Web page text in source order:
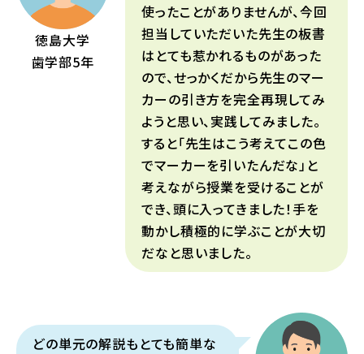
徳島大学
歯学部5年
使ったことがありませんが、今回
担当していただいた先生の板書
はとても惹かれるものがあった
ので、せっかくだから先生のマー
カーの引き方を完全再現してみ
ようと思い、実践してみました。
すると「先生はこう考えてこの色
でマーカーを引いたんだな」と
考えながら授業を受けることが
でき、頭に入ってきました！手を
動かし積極的に学ぶことが大切
だなと思いました。
どの単元の解説もとても簡単な